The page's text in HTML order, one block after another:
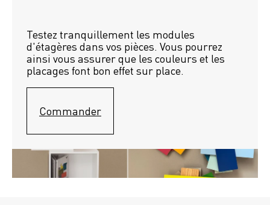
Testez tranquillement les modules
d'étagères dans vos pièces. Vous pourrez
ainsi vous assurer que les couleurs et les
placages font bon effet sur place.
Commander